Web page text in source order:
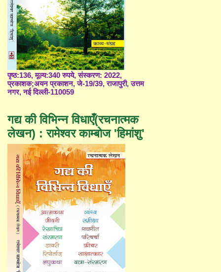
पृष्ठ:136, मूल्य:340 रुपये, संस्करण: 2022,
प्रकाशक;अयन प्रकाशन, जे-19/39, राजापुरी, उत्तम
नगर, नई दिल्ली-110059
गद्य की विभिन्न विधाएँ(रचनात्मक
लेखन) : रामेश्वर काम्बोज 'हिमांशु'